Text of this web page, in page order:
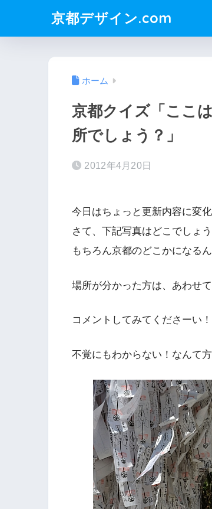
京都デザイン.com
ホーム
京都クイズ「ここ
所でしょう？」
2012年4月20日
今日はちょっと更新内容に変
さて、下記写真はどこでしょ
もちろん京都のどこかになるん
場所が分かった方は、あわせ
コメントしてみてくださーい！
不覚にもわからない！なんて